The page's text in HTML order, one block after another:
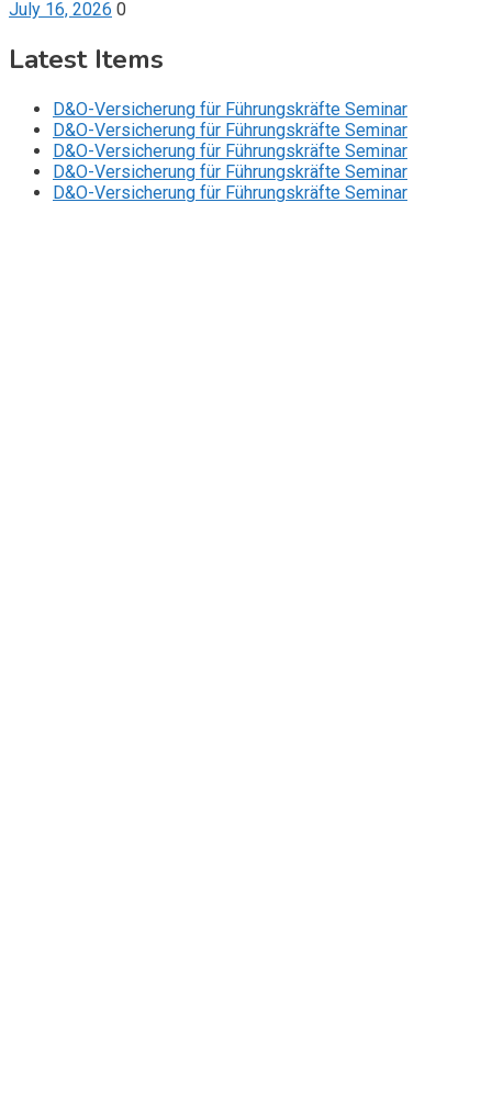
July 16, 2026 0
Latest Items
D&O-Versicherung für Führungskräfte Seminar
D&O-Versicherung für Führungskräfte Seminar
D&O-Versicherung für Führungskräfte Seminar
D&O-Versicherung für Führungskräfte Seminar
D&O-Versicherung für Führungskräfte Seminar